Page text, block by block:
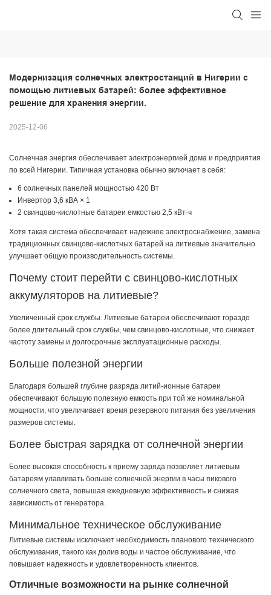
Модернизация солнечных электростанций в Нигерии с
помощью литиевых батарей: более эффективное
решение для хранения энергии.
2025-12-06
Солнечная энергия обеспечивает электроэнергией дома и предприятия
по всей Нигерии. Типичная установка обычно включает в себя:
6 солнечных панелей мощностью 420 Вт
Инвертор 3,6 кВА × 1
2 свинцово-кислотные батареи емкостью 2,5 кВт·ч
Хотя такая система обеспечивает надежное электроснабжение, замена
традиционных свинцово-кислотных батарей на литиевые значительно
улучшает общую производительность системы.
Почему стоит перейти с свинцово-кислотных
аккумуляторов на литиевые?
Увеличенный срок службы. Литиевые батареи обеспечивают гораздо
более длительный срок службы, чем свинцово-кислотные, что снижает
частоту замены и долгосрочные эксплуатационные расходы.
Больше полезной энергии
Благодаря большей глубине разряда литий-ионные батареи
обеспечивают большую полезную емкость при той же номинальной
мощности, что увеличивает время резервного питания без увеличения
размеров системы.
Более быстрая зарядка от солнечной энергии
Более высокая способность к приему заряда позволяет литиевым
батареям улавливать больше солнечной энергии в часы пикового
солнечного света, повышая ежедневную эффективность и снижая
зависимость от генератора.
Минимальное техническое обслуживание
Литиевые системы исключают необходимость планового технического
обслуживания, такого как долив воды и частое обслуживание, что
повышает надежность и удовлетворенность клиентов.
Отличные возможности на рынке солнечной